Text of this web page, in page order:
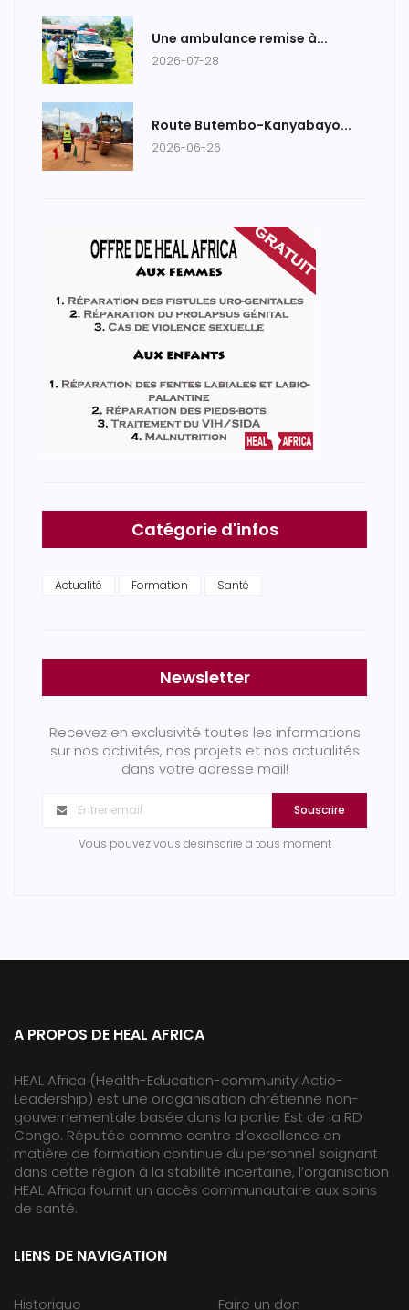
Une ambulance remise à...
2026-07-28
Route Butembo-Kanyabayo...
2026-06-26
Catégorie d'infos
Actualité Formation Santé
Newsletter
Recevez en exclusivité toutes les informations
sur nos activités, nos projets et nos actualités
dans votre adresse mail!
Souscrire
Vous pouvez vous desinscrire a tous moment
A PROPOS DE HEAL AFRICA
HEAL Africa (Health-Education-community Actio-
Leadership) est une oraganisation chrétienne non-
gouvernementale basée dans la partie Est de la RD
Congo. Réputée comme centre d’excellence en
matière de formation continue du personnel soignant
dans cette région à la stabilité incertaine, l’organisation
HEAL Africa fournit un accès communautaire aux soins
de santé.
LIENS DE NAVIGATION
Historique
Faire un don